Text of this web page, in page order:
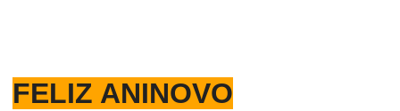
FELIZ ANINOVO